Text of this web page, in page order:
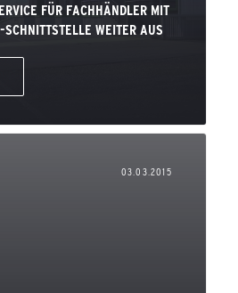
FÜR FACHHÄNDLER MIT
WEITER AUS
03.03.2015